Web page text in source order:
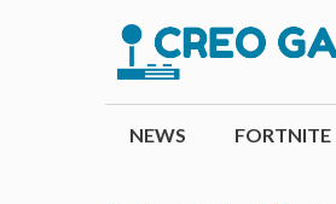
NEWS FORTNITE